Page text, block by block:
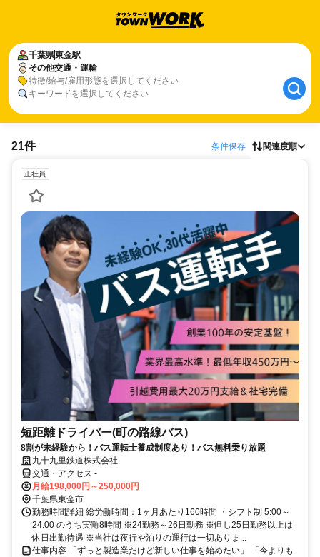
千葉県東金駅
その他交通・運輸
特徴/給与/雇用形態を選択してください
キーワードを選択してください
21件 条件保存 関連度順
正社員
短距離ドライバー(町の路線バス)
8割が未経験から！バス運転士養成制度あり！バス無料乗り放題
九十九里鉄道株式会社
交通・アクセス -
月給198,000円～250,000円
千葉県東金市
勤務時間詳細 総労働時間：1ヶ月あたり160時間 ・シフト制 5:00～
24:00 のうち実働8時間 ※24勤務～26日勤務 ※但し25日勤務以上は
休日出勤待遇 ※当社は夜行や泊りの運行は一切ありま...
仕事内容 「ずっと製造業だけど新しい仕事を始めたい」 「今よりも